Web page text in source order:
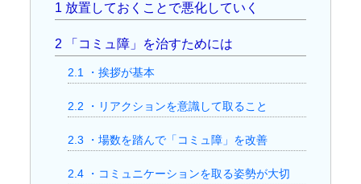
1 放置しておくことで悪化していく
2 「コミュ障」を治すためには
2.1 ・挨拶が基本
2.2 ・リアクションを意識して取ること
2.3 ・場数を踏んで「コミュ障」を改善
2.4・コミュニケーションを取る姿勢が大切